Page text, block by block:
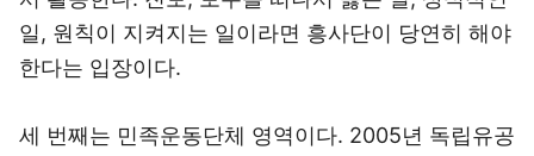
일, 원칙이 지켜지는 일이라면 흥사단이 당연히 해야
한다는 입장이다.
세 번째는 민족운동단체 영역이다. 2005년 독립유공